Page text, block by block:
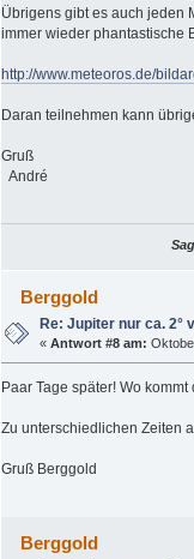
Übrigens gibt es auch jeden
immer wieder phantastische
http://www.meteoros.de/
Daran teilnehmen kann
Gruß
André
Berggold
Re: Jupiter nur ca. 2°
«Antwort #8 am:
Paar Tage später! Wo
Zu unterschiedlichen Zeiten
Gruß Berggold
Berggold